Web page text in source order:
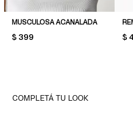
MUSCULOSA ACANALADA
PRICE:
$ 399 $
COMPLETÁ TU LOOK